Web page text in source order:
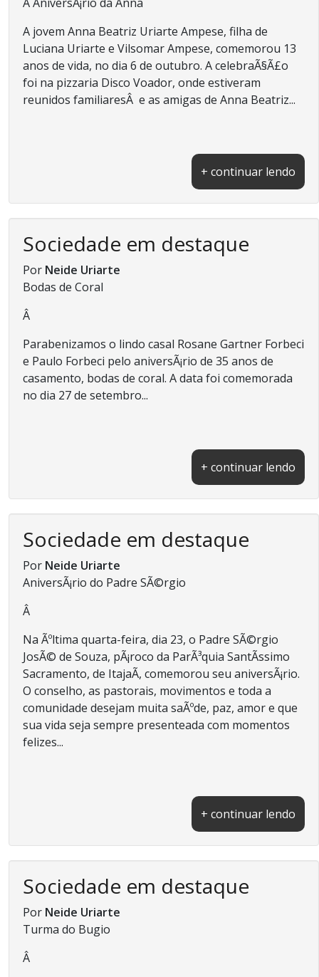
A jovem Anna Beatriz Uriarte Ampese, filha de
Luciana Uriarte e Vilsomar Ampese, comemorou 13
anos de vida, no dia 6 de outubro. A celebraÃ§Ã£o
foi na pizzaria Disco Voador, onde estiveram
reunidos familiaresÂ e as amigas de Anna Beatriz...
+ continuar lendo
Sociedade em destaque
Por Neide Uriarte
Bodas de Coral
Â
Parabenizamos o lindo casal Rosane Gartner Forbeci
e Paulo Forbeci pelo aniversÃ¡rio de 35 anos de
casamento, bodas de coral. A data foi comemorada
no dia 27 de setembro...
+ continuar lendo
Sociedade em destaque
Por Neide Uriarte
AniversÃ¡rio do Padre SÃ©rgio
Â
Na Ãºltima quarta-feira, dia 23, o Padre SÃ©rgio
JosÃ© de Souza, pÃ¡roco da ParÃ³quia SantÃ­ssimo
Sacramento, de ItajaÃ­, comemorou seu aniversÃ¡rio.
O conselho, as pastorais, movimentos e toda a
comunidade desejam muita saÃºde, paz, amor e que
sua vida seja sempre presenteada com momentos
felizes...
+ continuar lendo
Sociedade em destaque
Por Neide Uriarte
Turma do Bugio
Â